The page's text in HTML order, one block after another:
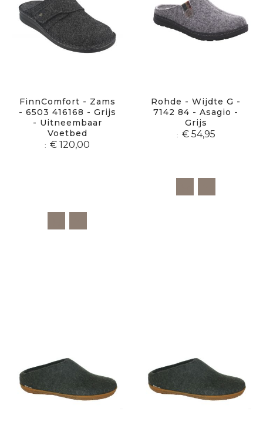
FinnComfort - Zams
- 6503 416168 - Grijs
- Uitneembaar
Voetbed
€ 120,00
Rohde - Wijdte G -
7142 84 - Asagio -
Grijs
€ 54,95